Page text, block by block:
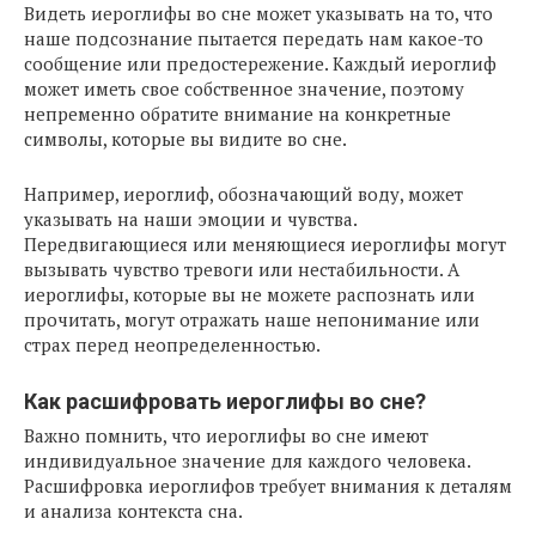
Видеть иероглифы во сне может указывать на то, что
наше подсознание пытается передать нам какое-то
сообщение или предостережение. Каждый иероглиф
может иметь свое собственное значение, поэтому
непременно обратите внимание на конкретные
символы, которые вы видите во сне.
Например, иероглиф, обозначающий воду, может
указывать на наши эмоции и чувства.
Передвигающиеся или меняющиеся иероглифы могут
вызывать чувство тревоги или нестабильности. А
иероглифы, которые вы не можете распознать или
прочитать, могут отражать наше непонимание или
страх перед неопределенностью.
Как расшифровать иероглифы во сне?
Важно помнить, что иероглифы во сне имеют
индивидуальное значение для каждого человека.
Расшифровка иероглифов требует внимания к деталям
и анализа контекста сна.